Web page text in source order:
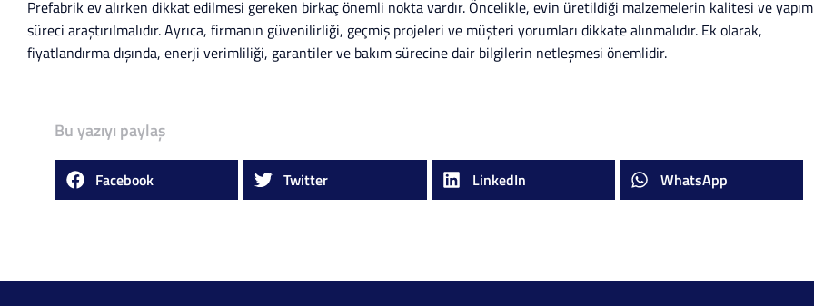
Prefabrik ev alırken dikkat edilmesi gereken birkaç önemli nokta vardır. Öncelikle, evin üretildiği malzemelerin kalitesi ve yapım
süreci araştırılmalıdır. Ayrıca, firmanın güvenilirliği, geçmiş projeleri ve müşteri yorumları dikkate alınmalıdır. Ek olarak,
fiyatlandırma dışında, enerji verimliliği, garantiler ve bakım sürecine dair bilgilerin netleşmesi önemlidir.
Bu yazıyı paylaş
Facebook Twitter LinkedIn WhatsApp